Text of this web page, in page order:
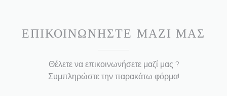
ΕΠΙΚΟΙΝΩΝΉΣΤΕ ΜΑΖΊ ΜΑΣ
Θέλετε να επικοινωνήσετε μαζί μας ?
Συμπληρώστε την παρακάτω φόρμα!